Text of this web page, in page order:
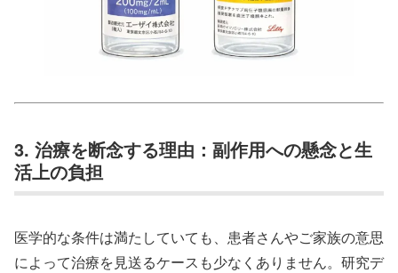
3. 治療を断念する理由：副作用への懸念と生
活上の負担
医学的な条件は満たしていても、患者さんやご家族の意思
によって治療を見送るケースも少なくありません。研究デ